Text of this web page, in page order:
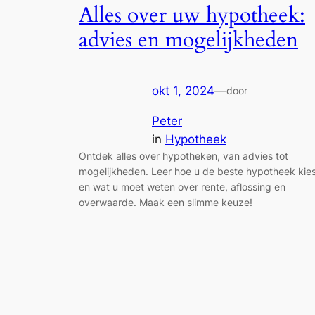
Alles over uw hypotheek:
advies en mogelijkheden
okt 1, 2024—door
Peter
in Hypotheek
Ontdek alles over hypotheken, van advies tot
mogelijkheden. Leer hoe u de beste hypotheek
en wat u moet weten over rente, aflossing en
overwaarde. Maak een slimme keuze!